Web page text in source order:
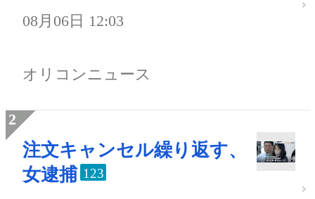
08月06日 12:03
オリコンニュース
注文キャンセル繰り返す、
女逮捕 123